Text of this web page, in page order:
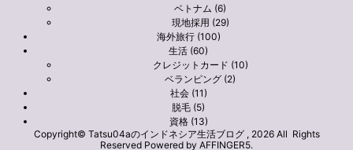
ベトナム (6)
現地採用 (29)
海外旅行 (100)
生活 (60)
クレジットカード (10)
ベランピング (2)
社会 (11)
脱毛 (5)
資格 (13)
Copyright© Tatsu04aのインドネシア生活ブログ , 2026 All Rights
Reserved Powered by AFFINGER5.